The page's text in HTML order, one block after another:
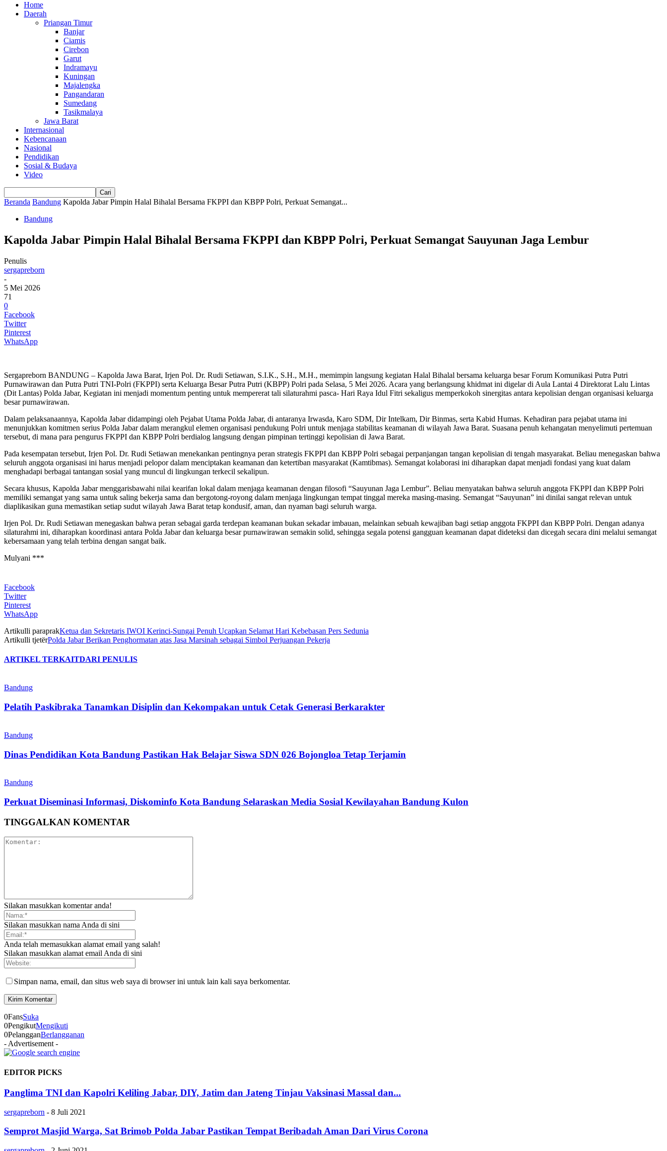
Home
Daerah
Priangan Timur
Banjar
Ciamis
Cirebon
Garut
Indramayu
Kuningan
Majalengka
Pangandaran
Sumedang
Tasikmalaya
Jawa Barat
Internasional
Kebencanaan
Nasional
Pendidikan
Sosial & Budaya
Video
Beranda Bandung Kapolda Jabar Pimpin Halal Bihalal Bersama FKPPI dan KBPP Polri, Perkuat Semangat...
Bandung
Kapolda Jabar Pimpin Halal Bihalal Bersama FKPPI dan KBPP Polri, Perkuat Semangat Sauyunan Jaga Lembur
Penulis
sergapreborn
-
5 Mei 2026
71
0
Facebook
Twitter
Pinterest
WhatsApp
Sergapreborn BANDUNG – Kapolda Jawa Barat, Irjen Pol. Dr. Rudi Setiawan, S.I.K., S.H., M.H., memimpin langsung kegiatan Halal Bihalal bersama keluarga besar Forum Komunikasi Putra Putri
Purnawirawan dan Putra Putri TNI-Polri (FKPPI) serta Keluarga Besar Putra Putri (KBPP) Polri pada Selasa, 5 Mei 2026. Acara yang berlangsung khidmat ini digelar di Aula Lantai 4 Direktorat Lalu Lintas
(Dit Lantas) Polda Jabar, Kegiatan ini menjadi momentum penting untuk mempererat tali silaturahmi pasca- Hari Raya Idul Fitri sekaligus memperkokoh sinergitas antara kepolisian dengan organisasi keluarga
besar purnawirawan.
Dalam pelaksanaannya, Kapolda Jabar didampingi oleh Pejabat Utama Polda Jabar, di antaranya Irwasda, Karo SDM, Dir Intelkam, Dir Binmas, serta Kabid Humas. Kehadiran para pejabat utama ini
menunjukkan komitmen serius Polda Jabar dalam merangkul elemen organisasi pendukung Polri untuk menjaga stabilitas keamanan di wilayah Jawa Barat. Suasana penuh kehangatan menyelimuti pertemuan
tersebut, di mana para pengurus FKPPI dan KBPP Polri berdialog langsung dengan pimpinan tertinggi kepolisian di Jawa Barat.
Pada kesempatan tersebut, Irjen Pol. Dr. Rudi Setiawan menekankan pentingnya peran strategis FKPPI dan KBPP Polri sebagai perpanjangan tangan kepolisian di tengah masyarakat. Beliau menegaskan bahwa
seluruh anggota organisasi ini harus menjadi pelopor dalam menciptakan keamanan dan ketertiban masyarakat (Kamtibmas). Semangat kolaborasi ini diharapkan dapat menjadi fondasi yang kuat dalam
menghadapi berbagai tantangan sosial yang muncul di lingkungan terkecil sekalipun.
Secara khusus, Kapolda Jabar menggarisbawahi nilai kearifan lokal dalam menjaga keamanan dengan filosofi “Sauyunan Jaga Lembur”. Beliau menyatakan bahwa seluruh anggota FKPPI dan KBPP Polri
memiliki semangat yang sama untuk saling bekerja sama dan bergotong-royong dalam menjaga lingkungan tempat tinggal mereka masing-masing. Semangat “Sauyunan” ini dinilai sangat relevan untuk
diaplikasikan guna memastikan setiap sudut wilayah Jawa Barat tetap kondusif, aman, dan nyaman bagi seluruh warga.
Irjen Pol. Dr. Rudi Setiawan menegaskan bahwa peran sebagai garda terdepan keamanan bukan sekadar imbauan, melainkan sebuah kewajiban bagi setiap anggota FKPPI dan KBPP Polri. Dengan adanya
silaturahmi ini, diharapkan koordinasi antara Polda Jabar dan keluarga besar purnawirawan semakin solid, sehingga segala potensi gangguan keamanan dapat dideteksi dan dicegah secara dini melalui semangat
kebersamaan yang telah terbina dengan sangat baik.
Mulyani ***
Facebook
Twitter
Pinterest
WhatsApp
Artikulli paraprakKetua dan Sekretaris IWOI Kerinci-Sungai Penuh Ucapkan Selamat Hari Kebebasan Pers Sedunia
Artikulli tjetërPolda Jabar Berikan Penghormatan atas Jasa Marsinah sebagai Simbol Perjuangan Pekerja
ARTIKEL TERKAITDARI PENULIS
Bandung
Pelatih Paskibraka Tanamkan Disiplin dan Kekompakan untuk Cetak Generasi Berkarakter
Bandung
Dinas Pendidikan Kota Bandung Pastikan Hak Belajar Siswa SDN 026 Bojongloa Tetap Terjamin
Bandung
Perkuat Diseminasi Informasi, Diskominfo Kota Bandung Selaraskan Media Sosial Kewilayahan Bandung Kulon
TINGGALKAN KOMENTAR
Silakan masukkan komentar anda!
Silakan masukkan nama Anda di sini
Anda telah memasukkan alamat email yang salah!
Silakan masukkan alamat email Anda di sini
Simpan nama, email, dan situs web saya di browser ini untuk lain kali saya berkomentar.
0FansSuka
0PengikutMengikuti
0PelangganBerlangganan
- Advertisement -
EDITOR PICKS
Panglima TNI dan Kapolri Keliling Jabar, DIY, Jatim dan Jateng Tinjau Vaksinasi Massal dan...
sergapreborn - 8 Juli 2021
Semprot Masjid Warga, Sat Brimob Polda Jabar Pastikan Tempat Beribadah Aman Dari Virus Corona